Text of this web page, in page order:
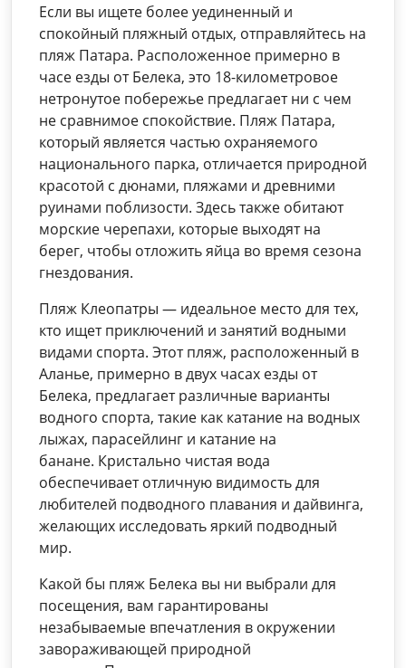
Если вы ищете более уединенный и
спокойный пляжный отдых, отправляйтесь на
пляж Патара. Расположенное примерно в
часе езды от Белека, это 18-километровое
нетронутое побережье предлагает ни с чем
не сравнимое спокойствие. Пляж Патара,
который является частью охраняемого
национального парка, отличается природной
красотой с дюнами, пляжами и древними
руинами поблизости. Здесь также обитают
морские черепахи, которые выходят на
берег, чтобы отложить яйца во время сезона
гнездования.
Пляж Клеопатры — идеальное место для тех,
кто ищет приключений и занятий водными
видами спорта. Этот пляж, расположенный в
Аланье, примерно в двух часах езды от
Белека, предлагает различные варианты
водного спорта, такие как катание на водных
лыжах, парасейлинг и катание на
банане. Кристально чистая вода
обеспечивает отличную видимость для
любителей подводного плавания и дайвинга,
желающих исследовать яркий подводный
мир.
Какой бы пляж Белека вы ни выбрали для
посещения, вам гарантированы
незабываемые впечатления в окружении
завораживающей природной